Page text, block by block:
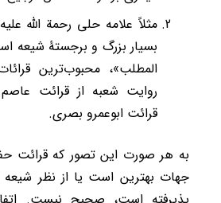
مثلاً علامه حلی رحمة الله
بسیار بزرگ و برجستۀ شیعه
المطلب»، محبوب‌ترین
روایت شعبه از قرائت
قرائت ابوعمرو بصری.
به هر صورت این تصور که قرائت
جهات بهترین است یا از نظر